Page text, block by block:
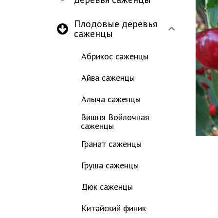
Плодовые деревья
саженцы
Абрикос саженцы
Айва саженцы
Алыча саженцы
Вишня Войлочная
саженцы
Гранат саженцы
Груша саженцы
Дюк саженцы
Китайский финик